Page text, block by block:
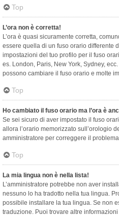
Top
L’ora non è corretta!
L’ora è quasi sicuramente corretta,
essere quella di un fuso orario differente
impostazioni del tuo profilo per il fuso
es. London, Paris, New York, Sydney,
possono cambiare il fuso orario e molte
Top
Ho cambiato il fuso orario ma l’ora è
Se sei sicuro di aver impostato il fuso
allora l’orario memorizzato sull’orologio
amministratore per correggere il
Top
La mia lingua non è nella lista!
L’amministratore potrebbe non aver
nessuno lo ha tradotto nella tua lingua.
possibile installare la tua lingua. Se non
traduzione. Puoi trovare altre